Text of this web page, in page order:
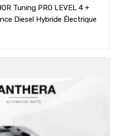
Tuning PRO LEVEL 4 +
Diesel Hybride Électrique